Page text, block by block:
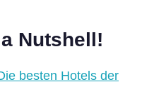
Nutshell!
besten Hotels der